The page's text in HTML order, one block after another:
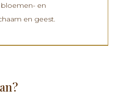
bloemen- en
en geest.